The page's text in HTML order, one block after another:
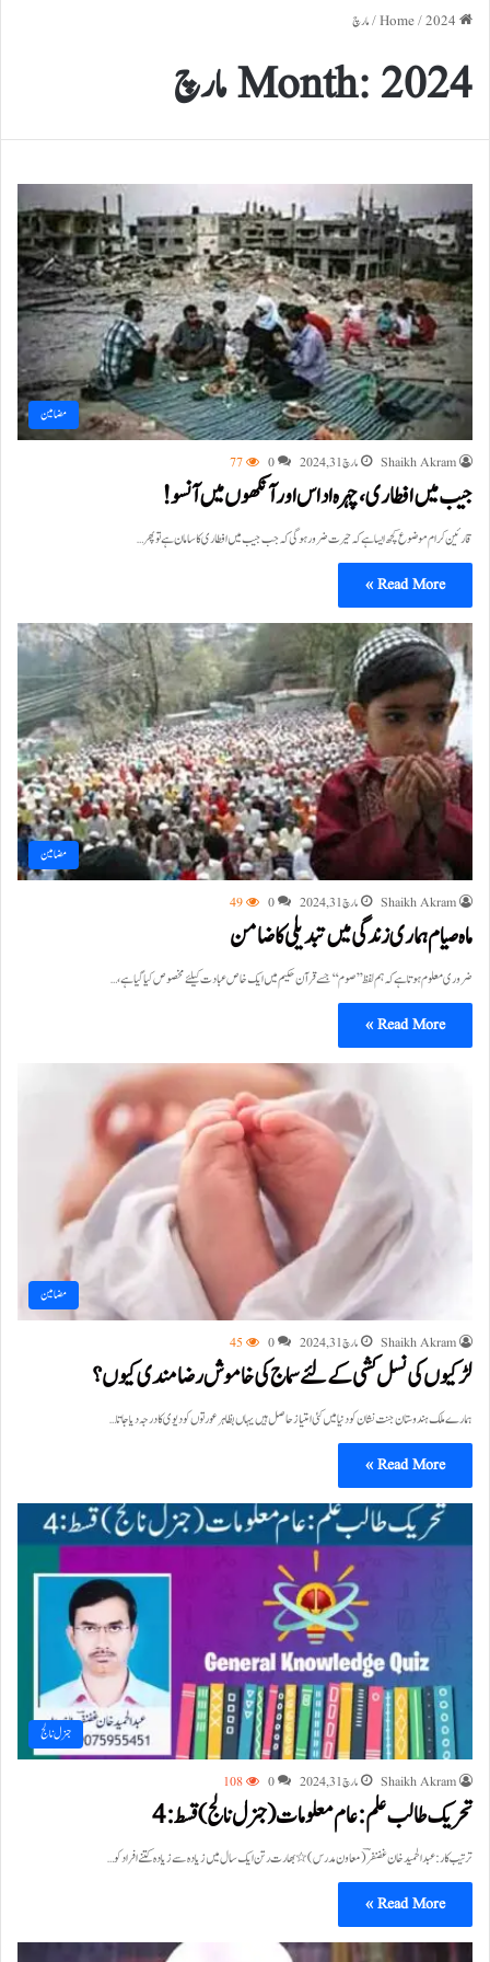
/2024
/مارچ
Month:2024 مارچ
مضامین
Shaikh Akram مارچ 31, 2024 0
77
جیب میں افطاری، چہرہ اداس اور آنکھوں میں آنسو!
قارئین کرام موضوع کچھ ایسا ہے کہ حیرت ضرور ہوگی کہ جب جیب میں افطاری کا سامان ہے تو پھر…
Read More »
مضامین
Shaikh Akram مارچ 31, 2024 0
49
ماہ صیام ہماری زندگی میں تبدیلی کاضامن
ضروری معلوم ہوتا ہے کہ ہم لفظ ’’صوم‘‘ جسے قرآن حکیم میں ایک خاص عبادت کیلئے مخصوص کیا گیا ہے،…
Read More »
مضامین
Shaikh Akram مارچ 31, 2024 0
45
لڑکیوں کی نسل کشی کے لئے سماج کی خاموش رضامندی کیوں؟
ہمارے ملک ہندوستان جنت نشان کو دنیا میں کئی امتیازحاصل ہیں یہاں بظاہر عورتوں کو دیوی کا درجہ دیا جاتا…
Read More »
جنرل نالج
Shaikh Akram مارچ 31, 2024 0
108
تحریک طالب علم: عام معلومات ( جنرل نالج) قسط:4
ترتیب کار: عبدالحمید خان غضنفرؔ ( معاون مدرس) ٭ بھارت رتن ایک سال میں زیادہ سے زیادہ کتنے افراد کو…
Read More »